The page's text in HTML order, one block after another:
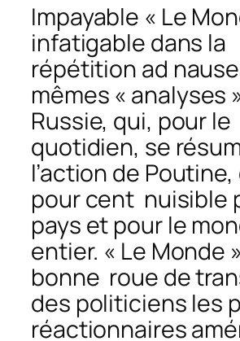
Impayable « Le
infatigable dans la
répétition ad
mêmes « analyses
Russie, qui, pour le
quotidien, se
l’action de
pour cent nuisible
pays et pour le
entier. « Le Monde
bonne roue de
des politiciens les
réactionnaires